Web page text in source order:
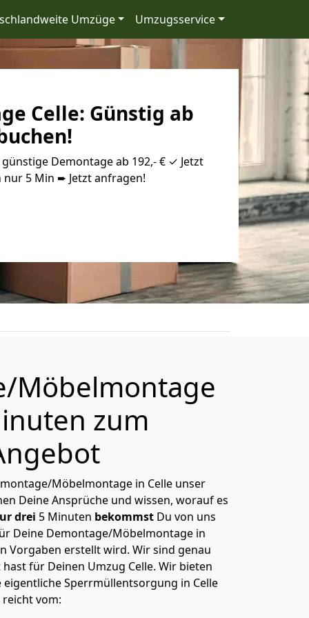
Umzüge Umzugsservice
Celle: Günstig ab
Demontage ab 192,- € ✓ Jetzt
5 Min ➨ Jetzt anfragen!
Möbelmontage
zum
Möbelmontage in Celle unser
Deine Ansprüche und wissen, worauf es
drei 5 Minuten bekommst Du von uns
Deine Demontage/Möbelmontage in
Vorgaben erstellt wird. Wir sind genau
für Deinen Umzug Celle. Wir bieten
Sperrmüllentsorgung in Celle
vom: